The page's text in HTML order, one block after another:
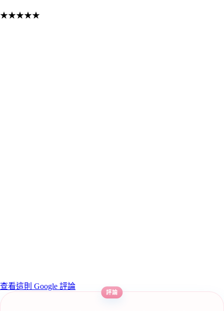
★★★★★
查看這則 Google 評論